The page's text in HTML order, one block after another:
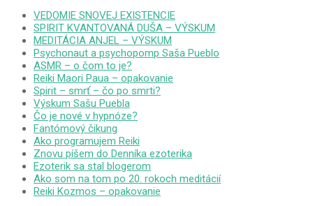
VEDOMIE SNOVEJ EXISTENCIE
SPIRIT KVANTOVANÁ DUŠA – VÝSKUM
MEDITÁCIA ANJEL – VÝSKUM
Psychonaut a psychopomp Saša Pueblo
ASMR – o čom to je?
Reiki Maori Paua – opakovanie
Spirit – smrť – čo po smrti?
Výskum Sašu Puebla
Čo je nové v hypnóze?
Fantómový čikung
Ako programujem Reiki
Znovu píšem do Denníka ezoterika
Ezoterik sa stal blogerom
Ako som na tom po 20. rokoch meditácií
Reiki Kozmos – opakovanie